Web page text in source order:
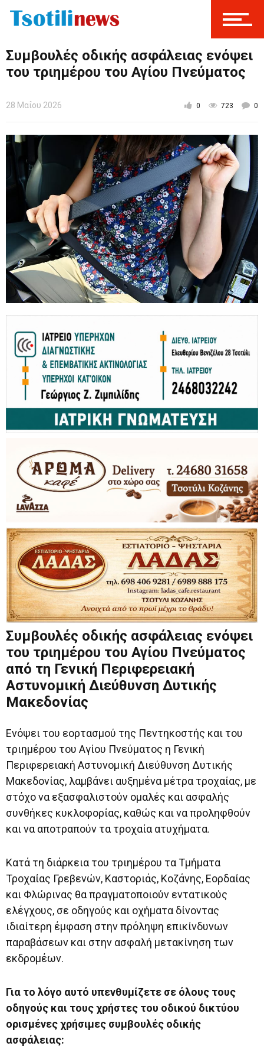
Συμβουλές οδικής ασφάλειας ενόψει
του τριημέρου του Αγίου Πνεύματος
28 Μαΐου 2026 0 723 0
Συμβουλές οδικής ασφάλειας ενόψει
του τριημέρου του Αγίου Πνεύματος
από τη Γενική Περιφερειακή
Αστυνομική Διεύθυνση Δυτικής
Μακεδονίας
Ενόψει του εορτασμού της Πεντηκοστής και του
τριημέρου του Αγίου Πνεύματος η Γενική
Περιφερειακή Αστυνομική Διεύθυνση Δυτικής
Μακεδονίας, λαμβάνει αυξημένα μέτρα τροχαίας, με
στόχο να εξασφαλιστούν ομαλές και ασφαλής
συνθήκες κυκλοφορίας, καθώς και να προληφθούν
και να αποτραπούν τα τροχαία ατυχήματα.
Κατά τη διάρκεια του τριημέρου τα Τμήματα
Τροχαίας Γρεβενών, Καστοριάς, Κοζάνης, Εορδαίας
και Φλώρινας θα πραγματοποιούν εντατικούς
ελέγχους, σε οδηγούς και οχήματα δίνοντας
ιδιαίτερη έμφαση στην πρόληψη επικίνδυνων
παραβάσεων και στην ασφαλή μετακίνηση των
εκδρομέων.
Για το λόγο αυτό υπενθυμίζετε σε όλους τους
οδηγούς και τους χρήστες του οδικού δικτύου
ορισμένες χρήσιμες συμβουλές οδικής
ασφάλειας: